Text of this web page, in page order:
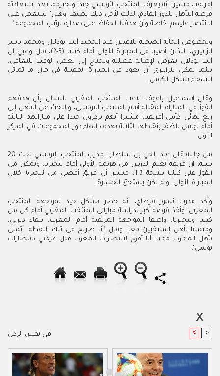
إفريقيا، مشيرا أنه يعرف المنتخب التونسي جيدا ويحترمه، بعد استعادته
فرصة التأهل للدور القادم، لذلك لأجل ذلك يضيف وهبي" سنعمل على
الانتصار عليهم، خاصة وأن هدفنا الحفاظ على صدارة ترتيب المجموعة".
وبخصوص الحالة الصحية للاعبين عبد الحميد آيت بودلال ومحمد ياسر
الزابيري، اللذين أصيبا في المباراة الأولى أمام كينيا (3-2)، قال وهبي إن
آيت بودلال تعرض لإصابة عضلية ويحتاج إلى بعض الوقت للتعافي،
بينما يمكن للزابيري أن يعود في المباراة المقبلة في حال ما تماثل
للشفاء بشكل الكامل.
وقال إسماعيل باعوف، لاعب المنتخب المغربي للشبان بأن هدفهم
الفوز في المباراة المقبلة أمام المنتخب التونسي، والبحث عن التأهل إلى
ربع نهائي كأس أفريقيا، مشيرا أنهم يركزون جيدا على مباراتهم الثالثة
أمام تونس للظفر بنقاطها الثلاثة بهدف إنهاء دور المجموعات في المركز
الأول.
من جانبه قال عبد الحي بن سلطان، مدرب المنتخب التونسي تحت 20
سنة، ان فريقه تعلم الدرس من هزيمة الأولى أمام نيجيريا، وتمكن من
الفوز على كينيا بنتيجة 3-1، مشيرا أن فريق أفضل من نيجيريا خلال
المباراة الأولى، ولم يكن يستحق الخسارة.
وأكد مدرب نسور قرطاج، أنه حضر بشكل جيد لمواجهة المنتخب
المغربي؛ وأخذ فرصة أكبر لدراسة مباراتي المنتخب المغربي أمام كل من
كينيا ونيجيريا، واصفا المواجهة المرتقبة أمام المغرب، بلقاء ديربي،
ومتمنيا تأهل المنتخبين معا، وقال "أنا صريح في تلك النقطة، أتمنى
تأهل المغرب معنا، أنا أفرح لانتصارات المغرب مثل فرحتي بانتصارات
تونس".
في نفس الركن < >